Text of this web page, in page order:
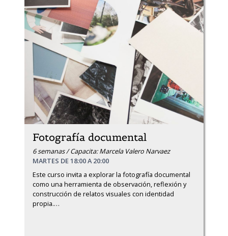
Fotografía documental
6 semanas / Capacita: Marcela Valero Narvaez
MARTES DE 18:00 A 20:00
Este curso invita a explorar la fotografía documental
como una herramienta de observación, reflexión y
construcción de relatos visuales con identidad
propia.…